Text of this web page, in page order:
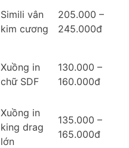
Simili vân
kim cương
205.000 –
245.000đ
Xuồng in
chữ SDF
130.000 –
160.000đ
Xuồng in
king drag
lớn
135.000 –
165.000đ